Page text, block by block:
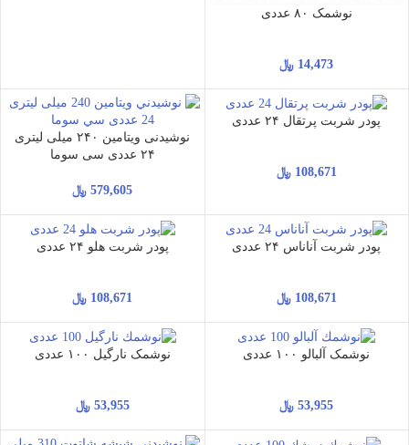
نوشمک ۸۰ عددی
14,473 ﷼
پودر شربت پرتقال ۲۴ عددی
108,671 ﷼
نوشیدنی ویتامین ۲۴۰ میلی لیتری
۲۴ عددی سی سوما
579,605 ﷼
پودر شربت آناناس ۲۴ عددی
108,671 ﷼
پودر شربت هلو ۲۴ عددی
108,671 ﷼
نوشمک آلبالو ۱۰۰ عددی
53,955 ﷼
نوشمک نارگیل ۱۰۰ عددی
53,955 ﷼